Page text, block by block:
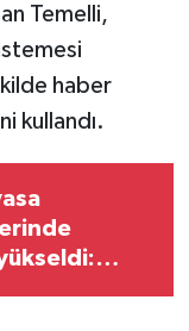
Temelli,
haber
kullandı.